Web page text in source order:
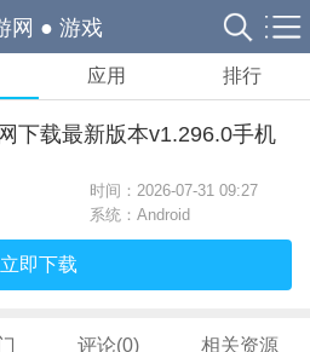
网 ● 游戏
应用 排行
下载最新版本v1.296.0手机
时间：2026-07-31 09:27
系统：Android
立即下载
评论(0) 相关资源